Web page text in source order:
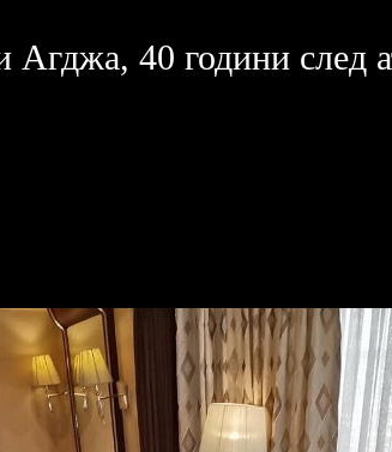
Агджа, 40 години след